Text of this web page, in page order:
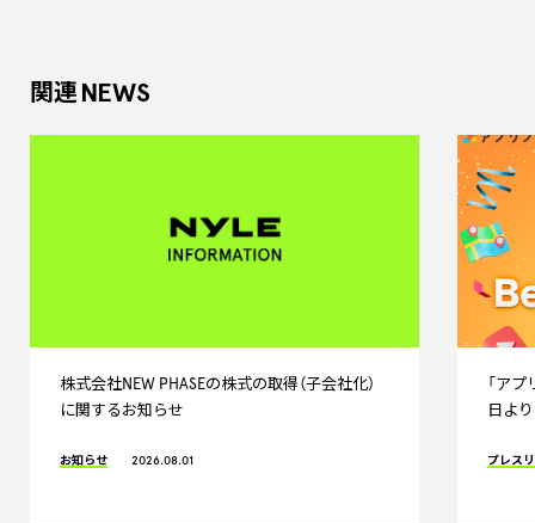
関連 NEWS
株式会社NEW PHASEの株式の取得（子会社化）
に関するお知らせ
お知らせ 2026.08.01
「ア
日よ
プレス